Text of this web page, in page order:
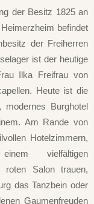
der Besitz 1825 an
befindet
der Freiherren
ist der heutige
Ilka Freifrau von
Heute ist die
modernes Burghotel
Am Rande von
Hotelzimmern,
vielfältigen
Salon trauen,
das Tanzbein oder
Gaumenfreuden